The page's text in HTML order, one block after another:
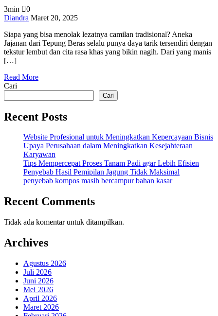
3min
0
on
Jajanan
dari
Tepung
Beras
Lezat
dan
Diandra Maret 20, 2025
Siapa yang bisa menolak lezatnya camilan tradisional? Aneka
Jajanan dari Tepung Beras selalu punya daya tarik tersendiri dengan
tekstur lembut dan cita rasa khas yang bikin nagih. Dari yang manis
[…]
Read More
Cari
Cari
Recent Posts
Website Profesional untuk Meningkatkan Kepercayaan Bisnis
Upaya Perusahaan dalam Meningkatkan Kesejahteraan
Karyawan
Tips Mempercepat Proses Tanam Padi agar Lebih Efisien
Penyebab Hasil Pemipilan Jagung Tidak Maksimal
penyebab kompos masih bercampur bahan kasar
Recent Comments
Tidak ada komentar untuk ditampilkan.
Archives
Agustus 2026
Juli 2026
Juni 2026
Mei 2026
April 2026
Maret 2026